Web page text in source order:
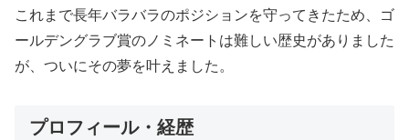
これまで長年バラバラのポジションを守ってきたため、ゴ
ールデングラブ賞のノミネートは難しい歴史がありました
が、ついにその夢を叶えました。
プロフィール・経歴